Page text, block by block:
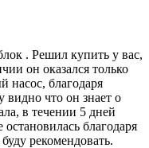
. Решил купить у вас,
он оказался только
насос, благодаря
видно что он знает о
в течении 5 дней
благодаря
рекомендовать.